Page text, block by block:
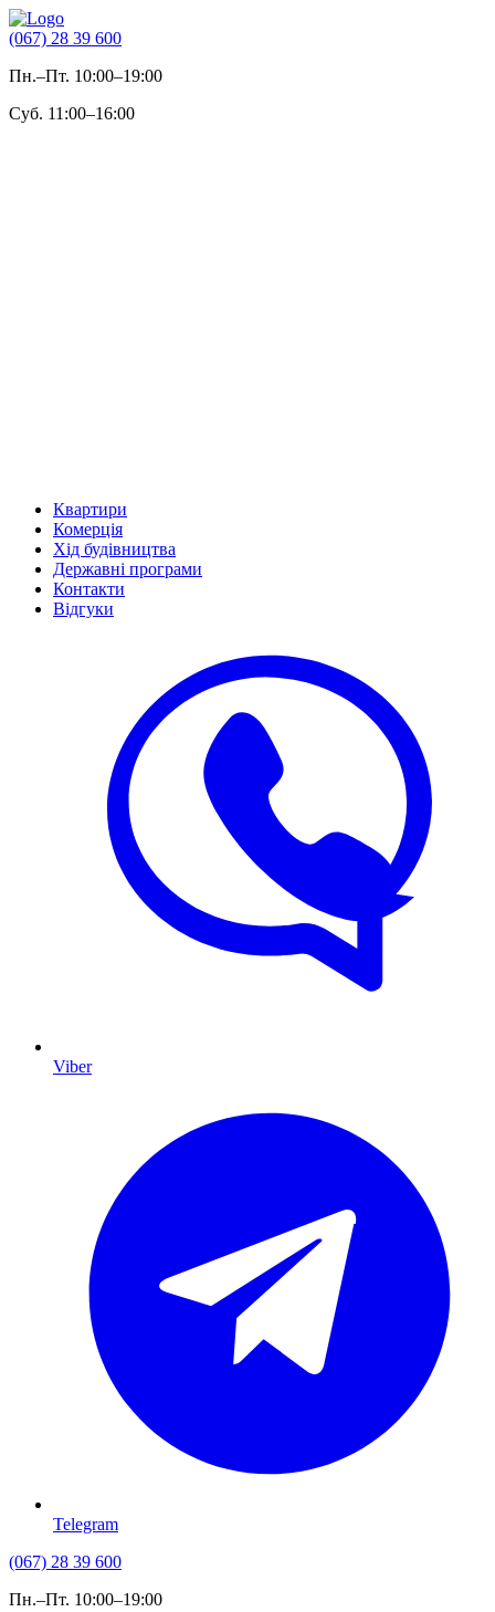
(067) 28 39 600
Пн.–Пт. 10:00–19:00
Суб. 11:00–16:00
Квартири
Комерція
Хід будівництва
Державні програми
Контакти
Відгуки
Viber
Telegram
(067) 28 39 600
Пн.–Пт. 10:00–19:00